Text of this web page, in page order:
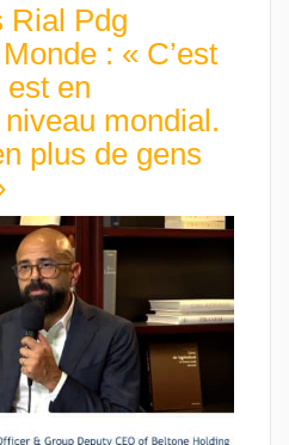
Rial Pdg
: « C’est
en
mondial.
plus de gens